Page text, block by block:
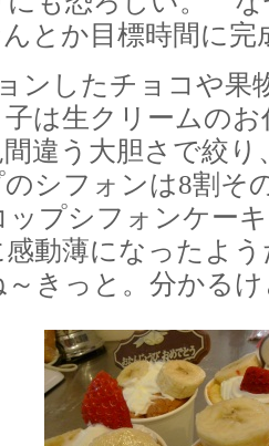
とか目標時間に
ンしたチョコや果
子は生クリームの
違う大胆さで絞
シフォンは8割そ
ップシフォンケー
感動薄になったよ
きっと。分かる